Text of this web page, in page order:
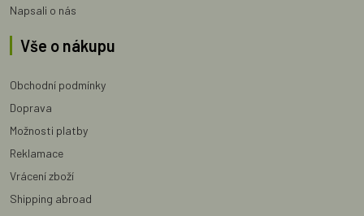
Napsali o nás
Vše o nákupu
Obchodní podmínky
Doprava
Možnosti platby
Reklamace
Vrácení zboží
Shipping abroad